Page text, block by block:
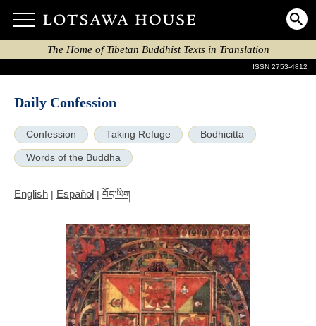
The Home of Tibetan Buddhist Texts in Translation
ISSN 2753-4812
Daily Confession
Confession Taking Refuge Bodhicitta
Words of the Buddha
English | Español | བོད་ཡིག